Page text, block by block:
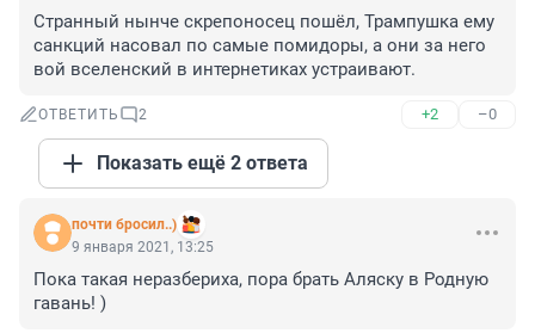
Странный нынче скрепоносец пошёл, Трампушка ему
санкций насовал по самые помидоры, а они за него
вой вселенский в интернетиках устраивают.
ОТВЕТИТЬ 2 +2 –0
Показать ещё 2 ответа
почти бросил..)
9 января 2021, 13:25
Пока такая неразбериха, пора брать Аляску в Родную
гавань! )